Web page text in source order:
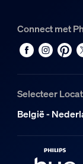
Extra
Dimbaar met
Connect met
Selecteer
België -